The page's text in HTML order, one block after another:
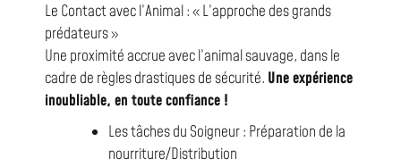
Le Contact avec l’Animal : « L’approche des grands
prédateurs »
Une proximité accrue avec l’animal sauvage, dans le
cadre de règles drastiques de sécurité. Une expérience
inoubliable, en toute confiance !
Les tâches du Soigneur : Préparation de la
nourriture/Distribution